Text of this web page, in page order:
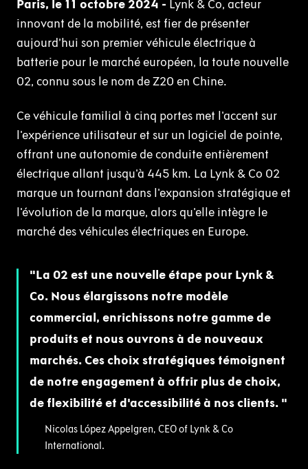
Paris, le 11 octobre 2024 - Lynk & Co, acteur
innovant de la mobilité, est fier de présenter
aujourd’hui son premier véhicule électrique à
batterie pour le marché européen, la toute nouvelle
02, connu sous le nom de Z20 en Chine.
Ce véhicule familial à cinq portes met l'accent sur
l'expérience utilisateur et sur un logiciel de pointe,
offrant une autonomie de conduite entièrement
électrique allant jusqu'à 445 km. La Lynk & Co 02
marque un tournant dans l'expansion stratégique et
l'évolution de la marque, alors qu'elle intègre le
marché des véhicules électriques en Europe.
La 02 est une nouvelle étape pour Lynk &
Co. Nous élargissons notre modèle
commercial, enrichissons notre gamme de
produits et nous ouvrons à de nouveaux
marchés. Ces choix stratégiques témoignent
de notre engagement à offrir plus de choix,
de flexibilité et d'accessibilité à nos clients.
Nicolas López Appelgren, CEO of Lynk & Co
International.